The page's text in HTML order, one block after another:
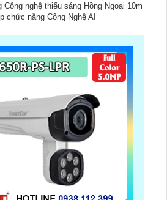
nghệ thiếu sáng Hồng Ngoại 10m
chức năng Công Nghệ AI